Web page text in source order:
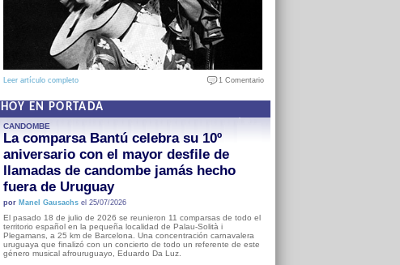
Leer artículo completo 1 Comentario
HOY EN PORTADA
CANDOMBE
La comparsa Bantú celebra su 10º
aniversario con el mayor desfile de
llamadas de candombe jamás hecho
fuera de Uruguay
por Manel Gausachsel 25/07/2026
El pasado 18 de julio de 2026 se reunieron 11 comparsas de todo el
territorio español en la pequeña localidad de Palau-Solità i
Plegamans, a 25 km de Barcelona. Una concentración carnavalera
uruguaya que finalizó con un concierto de todo un referente de este
género musical afrouruguayo, Eduardo Da Luz.